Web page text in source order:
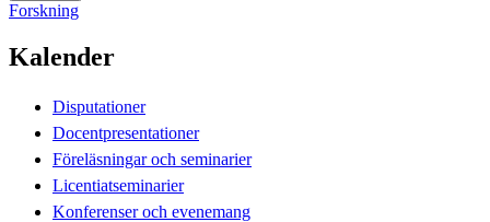
Forskning
Kalender
Disputationer
Docentpresentationer
Föreläsningar och seminarier
Licentiatseminarier
Konferenser och evenemang